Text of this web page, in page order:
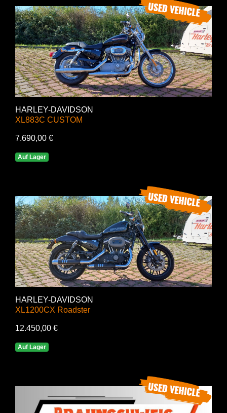
HARLEY-DAVIDSON
XL883C CUSTOM
7.690,00 €
Auf Lager
HARLEY-DAVIDSON
XL1200CX Roadster
12.450,00 €
Auf Lager